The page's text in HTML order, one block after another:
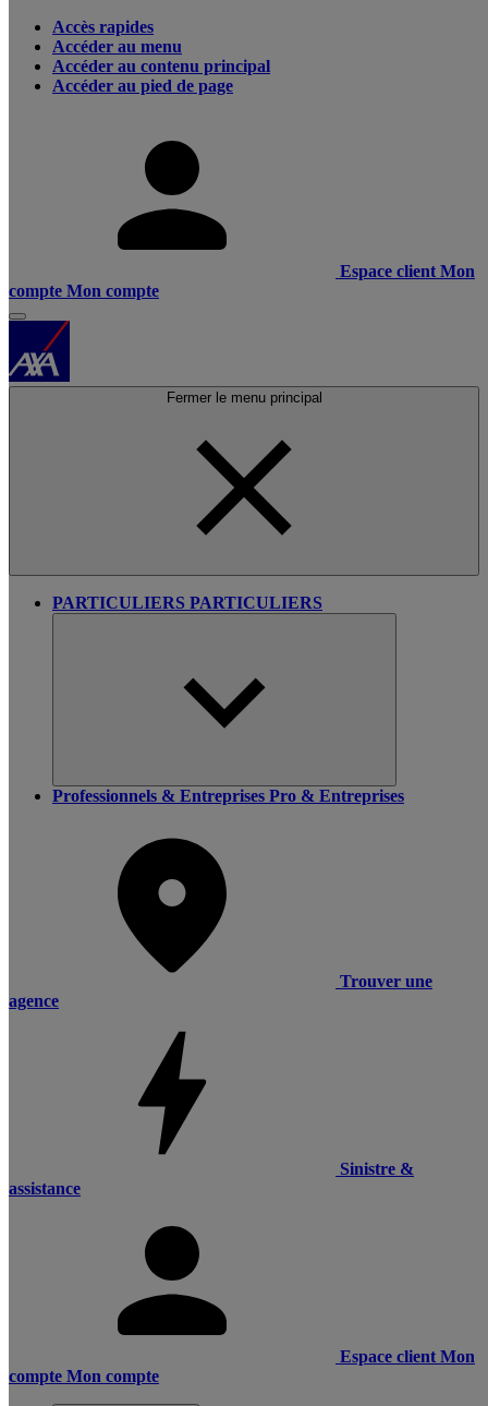
Accès rapides
Accéder au menu
Accéder au contenu principal
Accéder au pied de page
Espace client Mon
compte Mon compte
Fermer le menu principal
PARTICULIERS PARTICULIERS
Professionnels & Entreprises Pro & Entreprises
Trouver une
agence
Sinistre &
assistance
Espace client Mon
compte Mon compte